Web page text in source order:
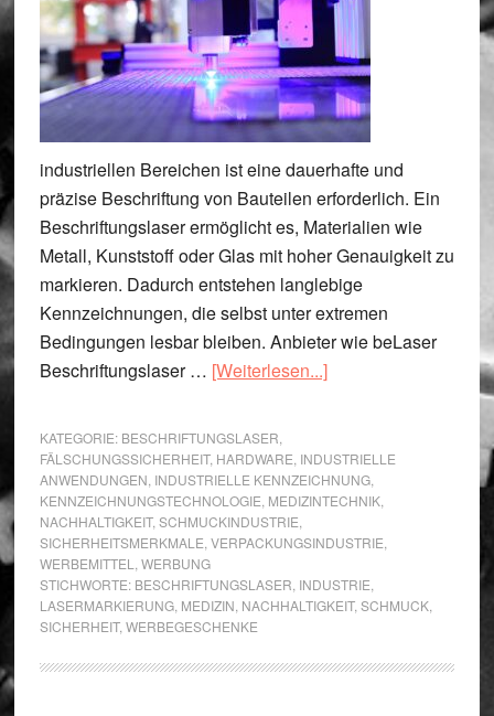
industriellen Bereichen ist eine dauerhafte und
präzise Beschriftung von Bauteilen erforderlich. Ein
Beschriftungslaser ermöglicht es, Materialien wie
Metall, Kunststoff oder Glas mit hoher Genauigkeit zu
markieren. Dadurch entstehen langlebige
Kennzeichnungen, die selbst unter extremen
Bedingungen lesbar bleiben. Anbieter wie beLaser
Beschriftungslaser … [Weiterlesen...]ÜberFür
ist
ein
Beschriftungslaser
sinnvoll?
KATEGORIE: BESCHRIFTUNGSLASER
FÄLSCHUNGSSICHERHEIT, HARDWARE INDUSTRIELLE
ANWENDUNGEN INDUSTRIELLE KENNZEICHNUNG,
KENNZEICHNUNGSTECHNOLOGIE MEDIZINTECHNIK,
NACHHALTIGKEIT, SCHMUCKINDUSTRIE
SICHERHEITSMERKMALE VERPACKUNGSINDUSTRIE
WERBEMITTEL
WERBUNG
STICHWORTE: BESCHRIFTUNGSLASER INDUSTRIE
LASERMARKIERUNG, MEDIZIN NACHHALTIGKEIT, SCHMUCK,
SICHERHEIT, WERBEGESCHENKE